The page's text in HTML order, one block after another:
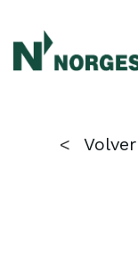
< Volver